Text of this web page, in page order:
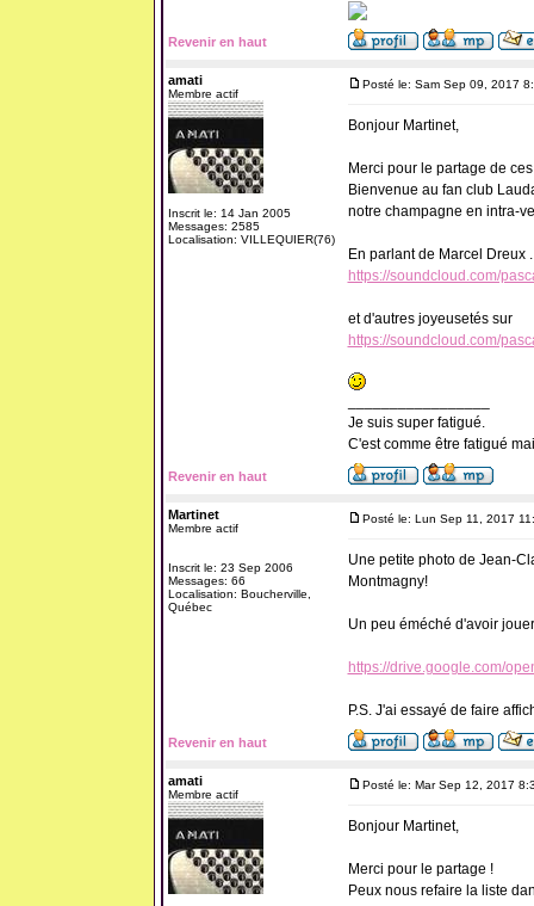
Revenir en haut
amati
Membre actif
Inscrit le: 14 Jan 2005
Messages: 2585
Localisation: VILLEQUIER(76)
Posté le: Sam Sep 09, 2017
Bonjour Martinet,
Merci pour le partage de
Bienvenue au fan club
notre champagne en intra-
En parlant de Marcel Dreux
https://soundcloud.com/
et d'autres joyeusetés sur
https://soundcloud.com/
Je suis super fatigué.
C'est comme être fatigué
Revenir en haut
Martinet
Membre actif
Inscrit le: 23 Sep 2006
Messages: 66
Localisation: Boucherville,
Québec
Posté le: Lun Sep 11, 2017
Une petite photo de Jean-
Montmagny!
Un peu éméché d'avoir
https://drive.google.com/
P.S. J'ai essayé de faire
Revenir en haut
amati
Membre actif
Posté le: Mar Sep 12, 2017
Bonjour Martinet,
Merci pour le partage !
Peux nous refaire la liste